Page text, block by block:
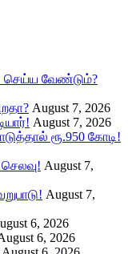
செய்ய வேண்டும்?
August 7, 2026
August 7, 2026
ரூ.950 கோடி!
August 7,
August 7,
6, 2026
6, 2026